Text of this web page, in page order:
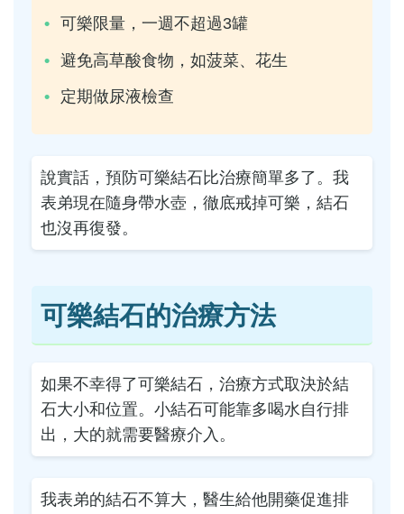
可樂限量，一週不超過3罐
避免高草酸食物，如菠菜、花生
定期做尿液檢查
說實話，預防可樂結石比治療簡單多了。我
表弟現在隨身帶水壺，徹底戒掉可樂，結石
也沒再復發。
可樂結石的治療方法
如果不幸得了可樂結石，治療方式取決於結
石大小和位置。小結石可能靠多喝水自行排
出，大的就需要醫療介入。
我表弟的結石不算大，醫生給他開藥促進排